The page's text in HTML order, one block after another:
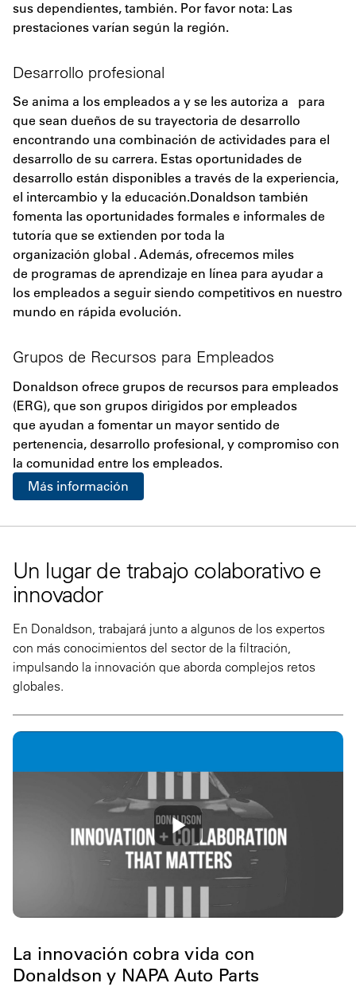
sus dependientes, también. Por favor nota: Las
prestaciones varían según la región.
Desarrollo profesional
Se anima a los empleados a y se les autoriza a para
que sean dueños de su trayectoria de desarrollo
encontrando una combinación de actividades para el
desarrollo de su carrera. Estas oportunidades de
desarrollo están disponibles a través de la experiencia,
el intercambio y la educación.Donaldson también
fomenta las oportunidades formales e informales de
tutoría que se extienden por toda la
organización global . Además, ofrecemos miles
de programas de aprendizaje en línea para ayudar a
los empleados a seguir siendo competitivos en nuestro
mundo en rápida evolución.
Grupos de Recursos para Empleados
Donaldson ofrece grupos de recursos para empleados
(ERG), que son grupos dirigidos por empleados
que ayudan a fomentar un mayor sentido de
pertenencia, desarrollo profesional, y compromiso con
la comunidad entre los empleados.
Más información
Un lugar de trabajo colaborativo e
innovador
En Donaldson, trabajará junto a algunos de los expertos
con más conocimientos del sector de la filtración,
impulsando la innovación que aborda complejos retos
globales.
La innovación cobra vida con
Donaldson y NAPA Auto Parts